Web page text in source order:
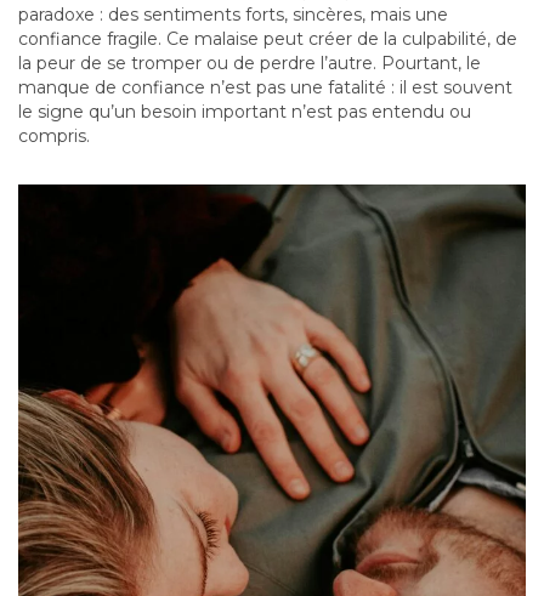
paradoxe : des sentiments forts, sincères, mais une
confiance fragile. Ce malaise peut créer de la culpabilité, de
la peur de se tromper ou de perdre l’autre. Pourtant, le
manque de confiance n’est pas une fatalité : il est souvent
le signe qu’un besoin important n’est pas entendu ou
compris.